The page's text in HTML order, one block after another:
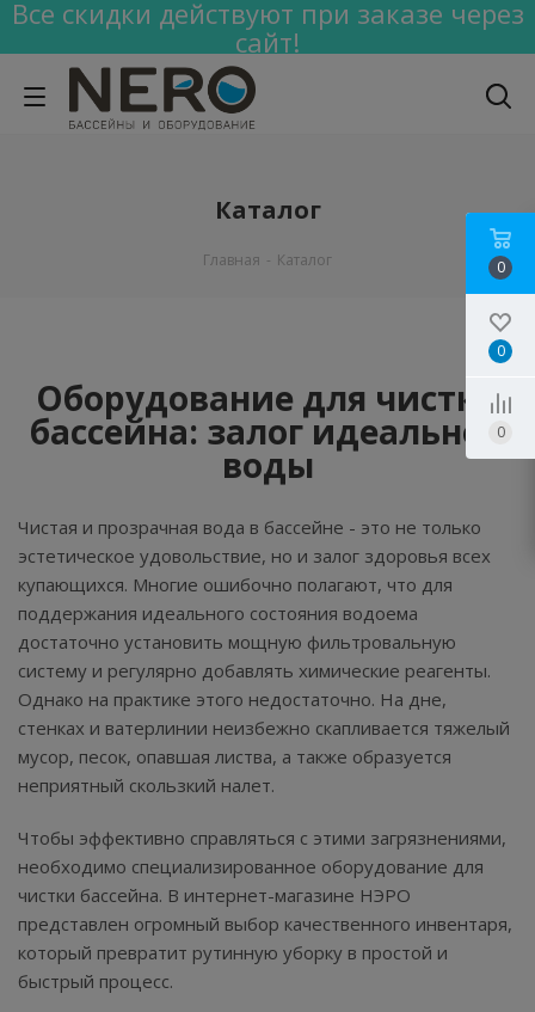
Все скидки действуют при заказе через
сайт!
Каталог
Главная - Каталог
Оборудование для чистки
бассейна: залог идеальной
воды
Чистая и прозрачная вода в бассейне - это не только
эстетическое удовольствие, но и залог здоровья всех
купающихся. Многие ошибочно полагают, что для
поддержания идеального состояния водоема
достаточно установить мощную фильтровальную
систему и регулярно добавлять химические реагенты.
Однако на практике этого недостаточно. На дне,
стенках и ватерлинии неизбежно скапливается тяжелый
мусор, песок, опавшая листва, а также образуется
неприятный скользкий налет.
Чтобы эффективно справляться с этими загрязнениями,
необходимо специализированное оборудование для
чистки бассейна. В интернет-магазине НЭРО
представлен огромный выбор качественного инвентаря,
который превратит рутинную уборку в простой и
быстрый процесс.
0
0
0